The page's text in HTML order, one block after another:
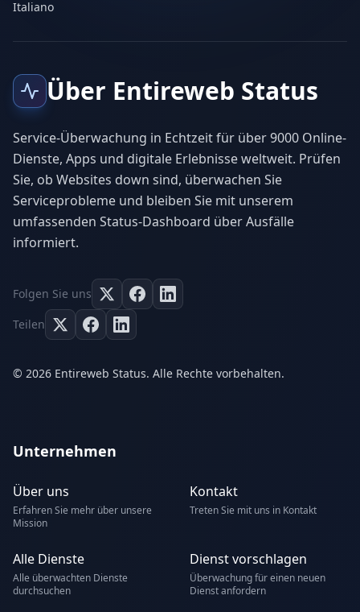
Italiano
Über Entireweb Status
Service-Überwachung in Echtzeit für über 9000 Online-
Dienste, Apps und digitale Erlebnisse weltweit. Prüfen
Sie, ob Websites down sind, überwachen Sie
Serviceprobleme und bleiben Sie mit unserem
umfassenden Status-Dashboard über Ausfälle
informiert.
Folgen Sie uns
Teilen
© 2026 Entireweb Status. Alle Rechte vorbehalten.
Unternehmen
Über uns
Erfahren Sie mehr über unsere
Mission
Kontakt
Treten Sie mit uns in Kontakt
Alle Dienste
Alle überwachten Dienste
durchsuchen
Dienst vorschlagen
Überwachung für einen neuen
Dienst anfordern